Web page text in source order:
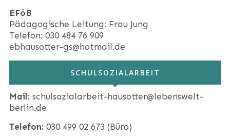
EFöB
Pädagogische Leitung: Frau Jung
Telefon: 030 484 76 909
ebhausotter-gs@hotmail.de
SCHULSOZIALARBEIT
Mail: schulsozialarbeit-hausotter@lebenswelt-
berlin.de
Telefon: 030 499 02 673 (Büro)